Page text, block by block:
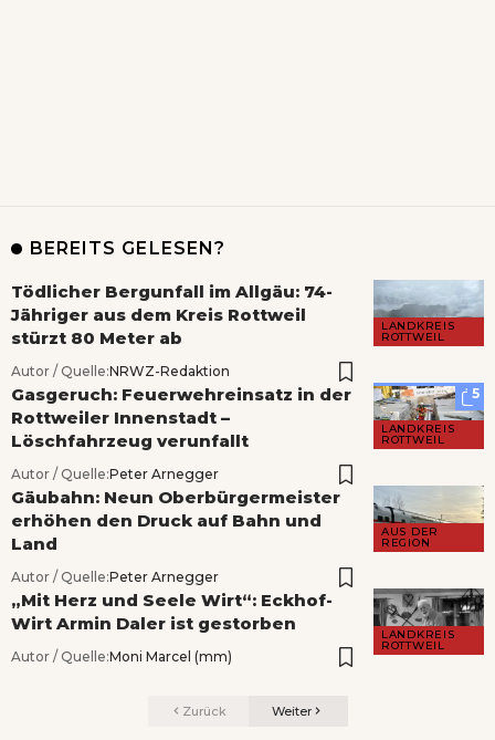
BEREITS GELESEN?
LANDKREIS
ROTTWEIL
Tödlicher Bergunfall im Allgäu: 74-
Jähriger aus dem Kreis Rottweil
stürzt 80 Meter ab
Autor / Quelle:NRWZ-Redaktion
5
LANDKREIS
ROTTWEIL
Gasgeruch: Feuerwehreinsatz in der
Rottweiler Innenstadt –
Löschfahrzeug verunfallt
Autor / Quelle:Peter Arnegger
AUS DER
REGION
Gäubahn: Neun Oberbürgermeister
erhöhen den Druck auf Bahn und
Land
Autor / Quelle:Peter Arnegger
LANDKREIS
ROTTWEIL
„Mit Herz und Seele Wirt“: Eckhof-
Wirt Armin Daler ist gestorben
Autor / Quelle:Moni Marcel (mm)
Zurück Weiter